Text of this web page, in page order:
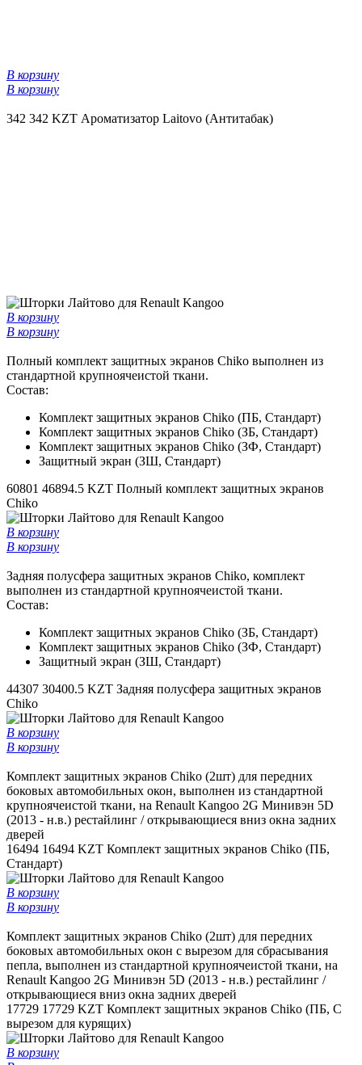
В корзину
В корзину
342 342 KZT Ароматизатор Laitovo (Антитабак)
В корзину
В корзину
Полный комплект защитных экранов Chiko выполнен из
стандартной крупноячеистой ткани.
Состав:
Комплект защитных экранов Chiko (ПБ, Стандарт)
Комплект защитных экранов Chiko (ЗБ, Стандарт)
Комплект защитных экранов Chiko (ЗФ, Стандарт)
Защитный экран (ЗШ, Стандарт)
60801 46894.5 KZT Полный комплект защитных экранов
Chiko
В корзину
В корзину
Задняя полусфера защитных экранов Chiko, комплект
выполнен из стандартной крупноячеистой ткани.
Состав:
Комплект защитных экранов Chiko (ЗБ, Стандарт)
Комплект защитных экранов Chiko (ЗФ, Стандарт)
Защитный экран (ЗШ, Стандарт)
44307 30400.5 KZT Задняя полусфера защитных экранов
Chiko
В корзину
В корзину
Комплект защитных экранов Chiko (2шт) для передних
боковых автомобильных окон, выполнен из стандартной
крупноячеистой ткани, на Renault Kangoo 2G Минивэн 5D
(2013 - н.в.) рестайлинг / открывающиеся вниз окна задних
дверей
16494 16494 KZT Комплект защитных экранов Chiko (ПБ,
Стандарт)
В корзину
В корзину
Комплект защитных экранов Chiko (2шт) для передних
боковых автомобильных окон c вырезом для сбрасывания
пепла, выполнен из стандартной крупноячеистой ткани, на
Renault Kangoo 2G Минивэн 5D (2013 - н.в.) рестайлинг /
открывающиеся вниз окна задних дверей
17729 17729 KZT Комплект защитных экранов Chiko (ПБ, С
вырезом для курящих)
В корзину